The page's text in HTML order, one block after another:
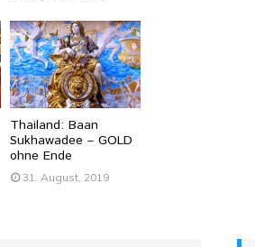
Thailand: Baan
Sukhawadee – GOLD
ohne Ende
31. August, 2019